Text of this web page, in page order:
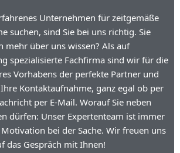
Unternehmen für zeitgemäße
suchen, sind Sie bei uns richtig. Sie
mehr über uns wissen? Als auf
spezialisierte Fachfirma sind wir für die
Vorhabens der perfekte Partner und
Kontaktaufnahme, ganz egal ob per
per E-Mail. Worauf Sie neben
dürfen: Unser Expertenteam ist immer
bei der Sache. Wir freuen uns
das Gespräch mit Ihnen!